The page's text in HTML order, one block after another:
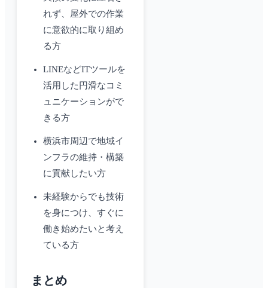
れず、屋外での作業
に意欲的に取り組め
る方
LINEなどITツールを
活用した円滑なコミ
ュニケーションがで
きる方
横浜市周辺で地域イ
ンフラの維持・構築
に貢献したい方
未経験からでも技術
を身につけ、すぐに
働き始めたいと考え
ている方
まとめ